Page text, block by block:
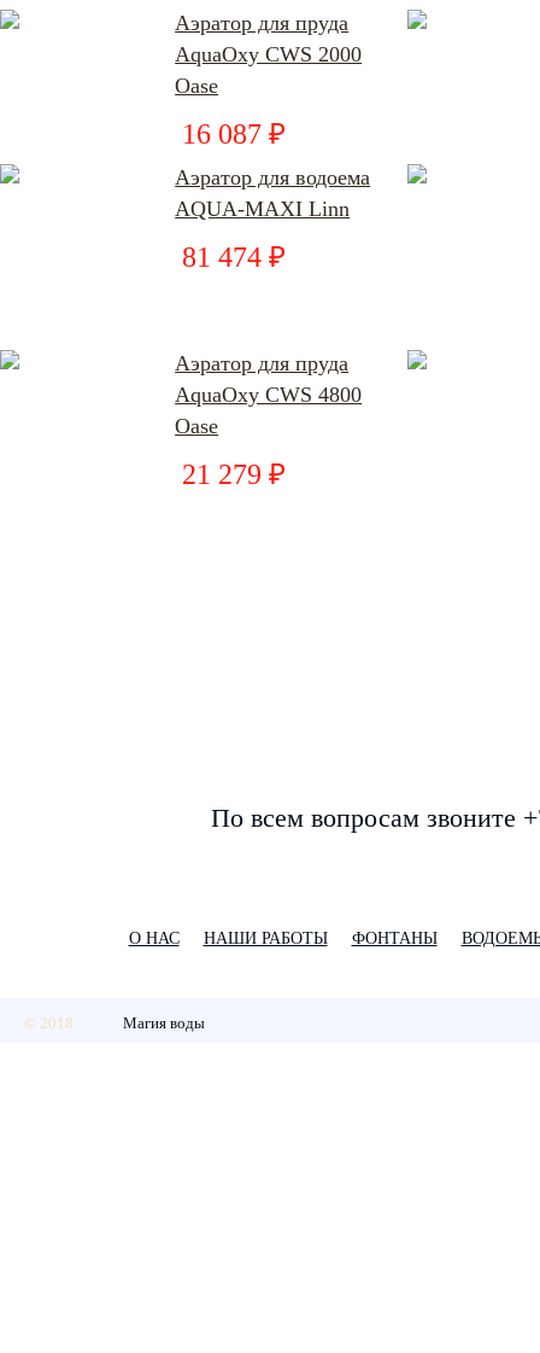
Аэратор для пруда
AquaOxy CWS 2000
Oase
16 087 ₽
Аэратор для водоема
AQUA-MAXI Linn
81 474 ₽
Аэратор для пруда
AquaOxy CWS 4800
Oase
21 279 ₽
По всем вопросам звоните
О НАС НАШИ РАБОТЫ ФОНТАНЫ
© 2018 Магия воды